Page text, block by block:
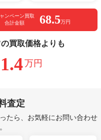
ンペーン買取
合計金額
68.5万円
買取価格よりも
万円
査定
たら、お気軽にお問い合わせ